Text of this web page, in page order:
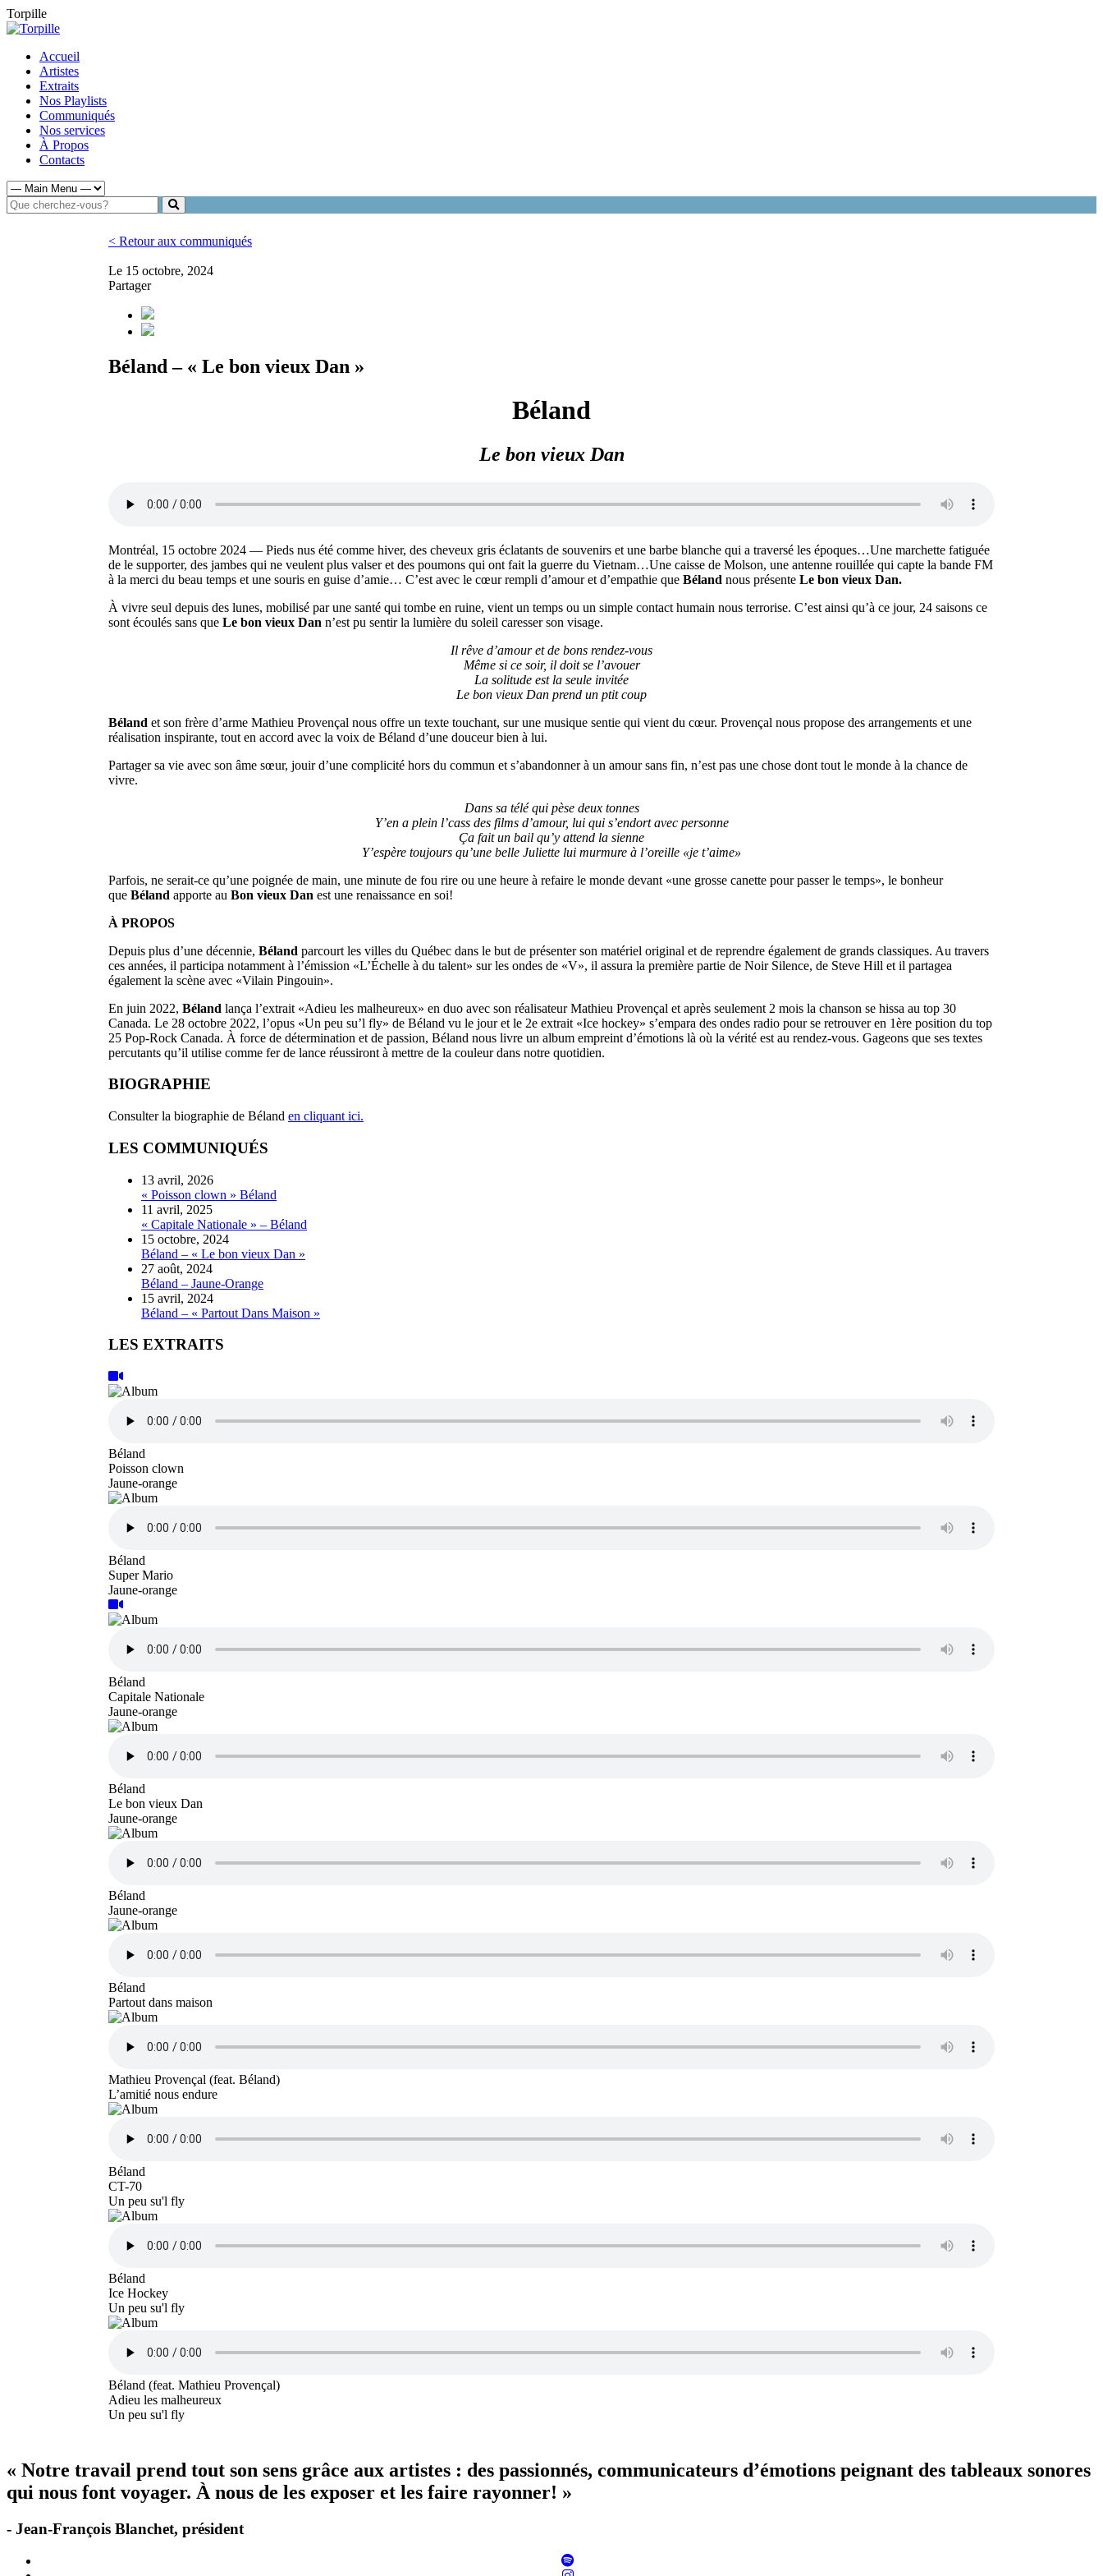
Torpille
Accueil
Artistes
Extraits
Nos Playlists
Communiqués
Nos services
À Propos
Contacts
< Retour aux communiqués
Le 15 octobre, 2024
Partager
Béland – « Le bon vieux Dan »
Béland
Le bon vieux Dan
Montréal, 15 octobre 2024 — Pieds nus été comme hiver, des cheveux gris éclatants de souvenirs et une barbe blanche qui a traversé les époques…Une marchette fatiguée
de le supporter, des jambes qui ne veulent plus valser et des poumons qui ont fait la guerre du Vietnam…Une caisse de Molson, une antenne rouillée qui capte la bande FM
à la merci du beau temps et une souris en guise d’amie… C’est avec le cœur rempli d’amour et d’empathie que Béland nous présente Le bon vieux Dan.
À vivre seul depuis des lunes, mobilisé par une santé qui tombe en ruine, vient un temps ou un simple contact humain nous terrorise. C’est ainsi qu’à ce jour, 24 saisons ce
sont écoulés sans que Le bon vieux Dan n’est pu sentir la lumière du soleil caresser son visage.
Il rêve d’amour et de bons rendez-vous
Même si ce soir, il doit se l’avouer
La solitude est la seule invitée
Le bon vieux Dan prend un ptit coup
Béland et son frère d’arme Mathieu Provençal nous offre un texte touchant, sur une musique sentie qui vient du cœur. Provençal nous propose des arrangements et une
réalisation inspirante, tout en accord avec la voix de Béland d’une douceur bien à lui.
Partager sa vie avec son âme sœur, jouir d’une complicité hors du commun et s’abandonner à un amour sans fin, n’est pas une chose dont tout le monde à la chance de
vivre.
Dans sa télé qui pèse deux tonnes
Y’en a plein l’cass des films d’amour, lui qui s’endort avec personne
Ça fait un bail qu’y attend la sienne
Y’espère toujours qu’une belle Juliette lui murmure à l’oreille «je t’aime»
Parfois, ne serait-ce qu’une poignée de main, une minute de fou rire ou une heure à refaire le monde devant «une grosse canette pour passer le temps», le bonheur
que Béland apporte au Bon vieux Dan est une renaissance en soi!
À PROPOS
Depuis plus d’une décennie, Béland parcourt les villes du Québec dans le but de présenter son matériel original et de reprendre également de grands classiques. Au travers
ces années, il participa notamment à l’émission «L’Échelle à du talent» sur les ondes de «V», il assura la première partie de Noir Silence, de Steve Hill et il partagea
également la scène avec «Vilain Pingouin».
En juin 2022, Béland lança l’extrait «Adieu les malheureux» en duo avec son réalisateur Mathieu Provençal et après seulement 2 mois la chanson se hissa au top 30
Canada. Le 28 octobre 2022, l’opus «Un peu su’l fly» de Béland vu le jour et le 2e extrait «Ice hockey» s’empara des ondes radio pour se retrouver en 1ère position du top
25 Pop-Rock Canada. À force de détermination et de passion, Béland nous livre un album empreint d’émotions là où la vérité est au rendez-vous. Gageons que ses textes
percutants qu’il utilise comme fer de lance réussiront à mettre de la couleur dans notre quotidien.
BIOGRAPHIE
Consulter la biographie de Béland en cliquant ici.
LES COMMUNIQUÉS
13 avril, 2026
« Poisson clown » Béland
11 avril, 2025
« Capitale Nationale » – Béland
15 octobre, 2024
Béland – « Le bon vieux Dan »
27 août, 2024
Béland – Jaune-Orange
15 avril, 2024
Béland – « Partout Dans Maison »
LES EXTRAITS
Béland
Poisson clown
Jaune-orange
Béland
Super Mario
Jaune-orange
Béland
Capitale Nationale
Jaune-orange
Béland
Le bon vieux Dan
Jaune-orange
Béland
Jaune-orange
Béland
Partout dans maison
Mathieu Provençal (feat. Béland)
L’amitié nous endure
Béland
CT-70
Un peu su'l fly
Béland
Ice Hockey
Un peu su'l fly
Béland (feat. Mathieu Provençal)
Adieu les malheureux
Un peu su'l fly
« Notre travail prend tout son sens grâce aux artistes : des passionnés, communicateurs d’émotions peignant des tableaux sonores
qui nous font voyager. À nous de les exposer et les faire rayonner! »
- Jean-François Blanchet, président